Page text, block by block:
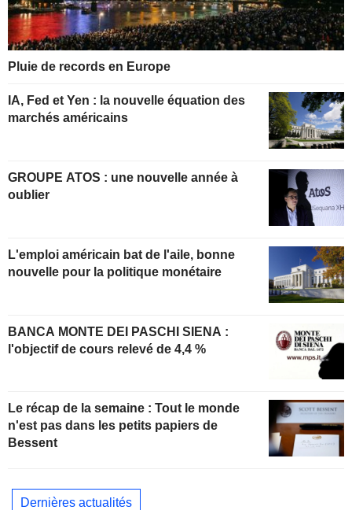
Pluie de records en Europe
IA, Fed et Yen : la nouvelle équation des
marchés américains
GROUPE ATOS : une nouvelle année à
oublier
L'emploi américain bat de l'aile, bonne
nouvelle pour la politique monétaire
BANCA MONTE DEI PASCHI SIENA :
l'objectif de cours relevé de 4,4 %
Le récap de la semaine : Tout le monde
n'est pas dans les petits papiers de
Bessent
Dernières actualités